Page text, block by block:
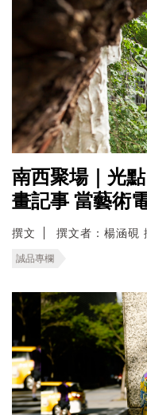
南西聚場｜光
畫記事 當藝術
撰文 撰文者：楊涵硯
誠品專欄